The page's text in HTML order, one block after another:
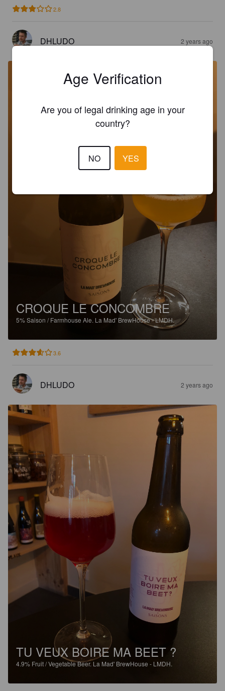
2.8
DHLUDO 2 years ago
CROQUE LE CONCOMBRE
5%Saison / Farmhouse Ale. La Mad' BrewHouse - LMDH.
3.6
DHLUDO 2 years ago
TU VEUX BOIRE MA BEET ?
4.9% Fruit / Vegetable Beer.La Mad' BrewHouse - LMDH.
Age Verification
Are you of legal drinking age in your
country?
NO YES